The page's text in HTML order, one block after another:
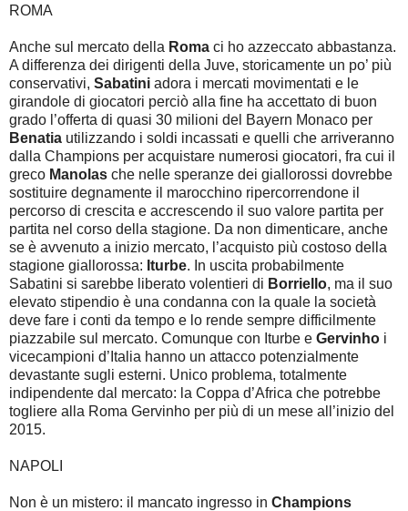
ROMA
Anche sul mercato della Roma ci ho azzeccato abbastanza.
A differenza dei dirigenti della Juve, storicamente un po’ più
conservativi, Sabatini adora i mercati movimentati e le
girandole di giocatori perciò alla fine ha accettato di buon
grado l’offerta di quasi 30 milioni del Bayern Monaco per
Benatia utilizzando i soldi incassati e quelli che arriveranno
dalla Champions per acquistare numerosi giocatori, fra cui il
greco Manolas che nelle speranze dei giallorossi dovrebbe
sostituire degnamente il marocchino ripercorrendone il
percorso di crescita e accrescendo il suo valore partita per
partita nel corso della stagione. Da non dimenticare, anche
se è avvenuto a inizio mercato, l’acquisto più costoso della
stagione giallorossa: Iturbe. In uscita probabilmente
Sabatini si sarebbe liberato volentieri di Borriello, ma il suo
elevato stipendio è una condanna con la quale la società
deve fare i conti da tempo e lo rende sempre difficilmente
piazzabile sul mercato. Comunque con Iturbe e Gervinho i
vicecampioni d’Italia hanno un attacco potenzialmente
devastante sugli esterni. Unico problema, totalmente
indipendente dal mercato: la Coppa d’Africa che potrebbe
togliere alla Roma Gervinho per più di un mese all’inizio del
2015.
NAPOLI
Non è un mistero: il mancato ingresso in Champions